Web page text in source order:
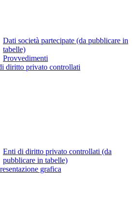
Dati società partecipate (da pubblicare in
tabelle)
Provvedimenti
diritto privato controllati
Enti di diritto privato controllati (da
pubblicare in tabelle)
grafica